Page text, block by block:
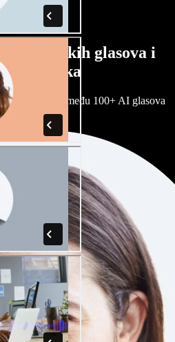
i ženskih glasova i
naglasaka
isto. Birajte među 100+ AI glasova